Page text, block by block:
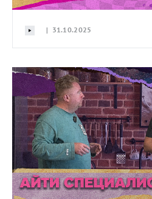
| 31.10.2025